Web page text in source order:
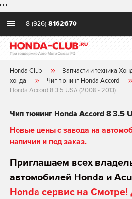

8 (926) 8162670
Honda Club Запчасти и техника
хонда
Чип тюнинг Honda Accord
Honda Accord 8 3.5 USA (2008 - 2013)
Чип тюнинг Honda Accord 8 3.5
Новые цены с завода на
наличии и под заказ.
Приглашаем всех
автомобилей Honda и
Honda сервис на